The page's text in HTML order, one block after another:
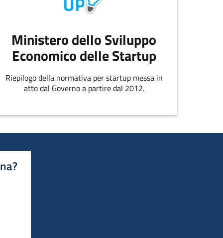
Ministero dello Sviluppo
Economico delle Startup
Riepilogo della normativa per startup messa in
atto dal Governo a partire dal 2012.